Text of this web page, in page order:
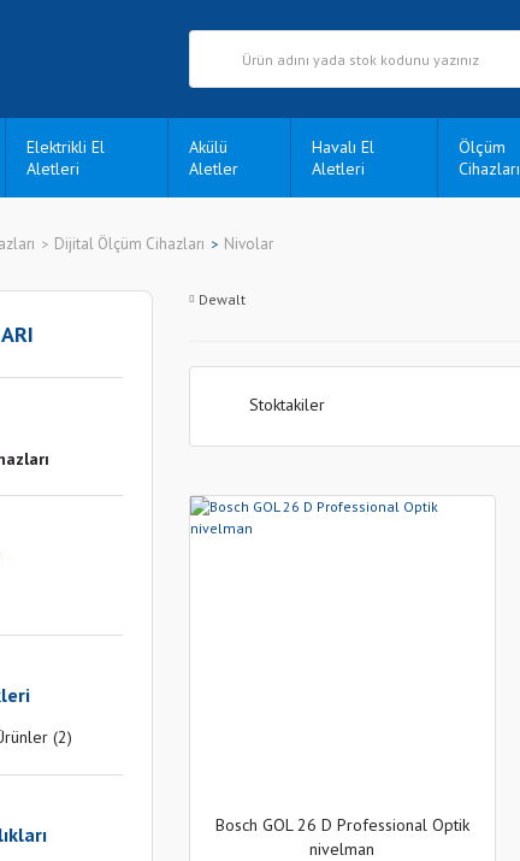
Elektrikli El
Aletleri
Akülü
Aletler
Havalı El
Aletleri
Ölçüm
Cihazları
Dijital Ölçüm Cihazları Nivolar
(2)
Dewalt
Stoktakiler
Bosch GOL 26 D Professional Optik
nivelman